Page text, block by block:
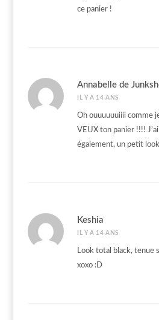
ce panier !
Annabelle de
IL Y A 14 ANS
Oh ouuuuuuiiii comme
VEUX ton panier !!!!
également, un petit
Keshia
IL Y A 14 ANS
Look total black, tenue
xoxo :D